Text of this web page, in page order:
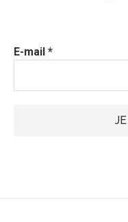
E-mail *